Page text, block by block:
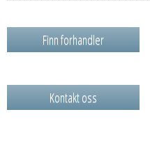
Finn forhandler
Kontakt oss